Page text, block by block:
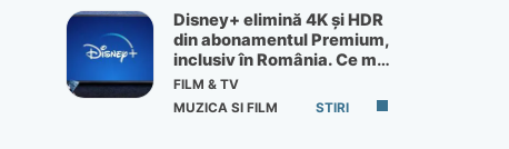
Disney+ elimină 4K și HDR
din abonamentul Premium,
inclusiv în România. Ce mai
primești de 60 lei pe lună
FILM & TV
MUZICA SI FILM
STIRI